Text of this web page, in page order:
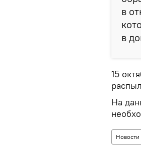
в
в
15
На
Новости